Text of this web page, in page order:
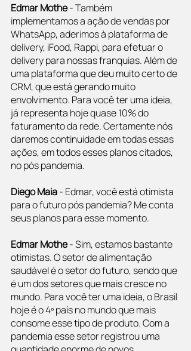
Edmar Mothe - Também
implementamos a ação de vendas por
WhatsApp, aderimos à plataforma de
delivery, iFood, Rappi, para efetuar o
delivery para nossas franquias. Além de
uma plataforma que deu muito certo de
CRM, que está gerando muito
envolvimento. Para você ter uma ideia,
já representa hoje quase 10% do
faturamento da rede. Certamente nós
daremos continuidade em todas essas
ações, em todos esses planos citados,
no pós pandemia.
Diego Maia - Edmar, você está otimista
para o futuro pós pandemia? Me conta
seus planos para esse momento.
Edmar Mothe - Sim, estamos bastante
otimistas. O setor de alimentação
saudável é o setor do futuro, sendo que
é um dos setores que mais cresce no
mundo. Para você ter uma ideia, o Brasil
hoje é o 4º país no mundo que mais
consome esse tipo de produto. Com a
pandemia esse setor registrou uma